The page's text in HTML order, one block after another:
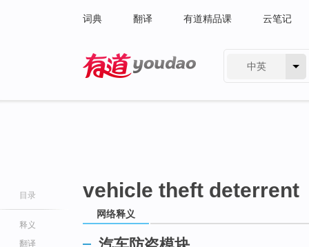
词典 翻译 有道精品课 云笔记
中英
目录
释义
翻译
vehicle theft deterrent
网络释义